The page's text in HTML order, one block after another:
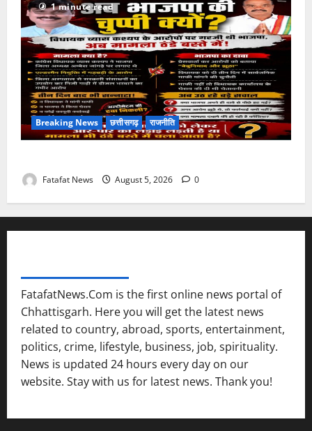
1 minute read
Breaking News छत्तीसगढ़ राजनीति
Fatafat News August 5, 2026 0
FatafatNews.Com is the first online news portal of
Chhattisgarh. Here you will get the latest news
related to country, abroad, sports, entertainment,
politics, crime, lifestyle, business, job, spirituality.
News is updated 24 hours every day on our
website. Stay with us for latest news. Thank you!